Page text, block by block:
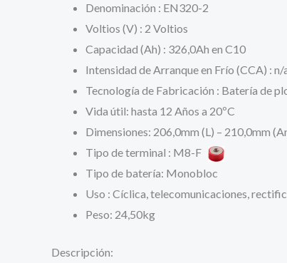
Denominación : EN320-2
Voltios (V) : 2 Voltios
Capacidad (Ah) : 326,0Ah en C10
Intensidad de Arranque en Frío (CCA) : n/
Tecnología de Fabricación : Batería de
Vida útil: hasta 12 Años a 20ºC
Dimensiones: 206,0mm (L) – 210,0mm
Tipo de terminal : M8-F
Tipo de batería: Monobloc
Uso : Cíclica, telecomunicaciones,
Peso: 24,50kg
Descripción: